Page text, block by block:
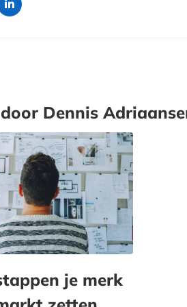
Dennis
je merk